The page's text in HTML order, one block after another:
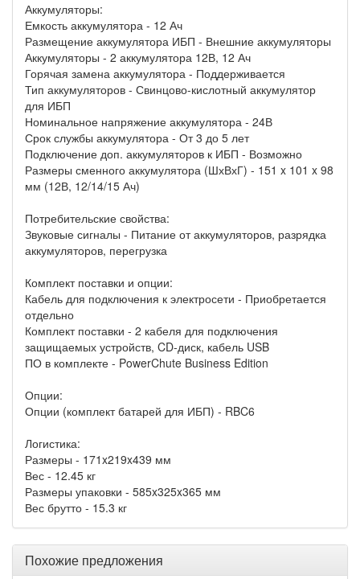
Аккумуляторы:
Емкость аккумулятора - 12 Ач
Размещение аккумулятора ИБП - Внешние аккумуляторы
Аккумуляторы - 2 аккумулятора 12В, 12 Ач
Горячая замена аккумулятора - Поддерживается
Тип аккумуляторов - Свинцово-кислотный аккумулятор
для ИБП
Номинальное напряжение аккумулятора - 24В
Срок службы аккумулятора - От 3 до 5 лет
Подключение доп. аккумуляторов к ИБП - Возможно
Размеры сменного аккумулятора (ШхВхГ) - 151 x 101 x 98
мм (12В, 12/14/15 Ач)
Потребительские свойства:
Звуковые сигналы - Питание от аккумуляторов, разрядка
аккумуляторов, перегрузка
Комплект поставки и опции:
Кабель для подключения к электросети - Приобретается
отдельно
Комплект поставки - 2 кабеля для подключения
защищаемых устройств, CD-диск, кабель USB
ПО в комплекте - PowerChute Business Edition
Опции:
Опции (комплект батарей для ИБП) - RBC6
Логистика:
Размеры - 171x219x439 мм
Вес - 12.45 кг
Размеры упаковки - 585x325x365 мм
Вес брутто - 15.3 кг
Похожие предложения